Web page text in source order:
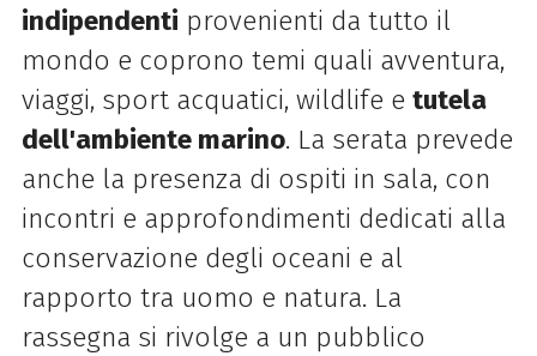
indipendenti provenienti da tutto il
mondo e coprono temi quali avventura,
viaggi, sport acquatici, wildlife e tutela
dell'ambiente marino. La serata prevede
anche la presenza di ospiti in sala, con
incontri e approfondimenti dedicati alla
conservazione degli oceani e al
rapporto tra uomo e natura. La
rassegna si rivolge a un pubblico